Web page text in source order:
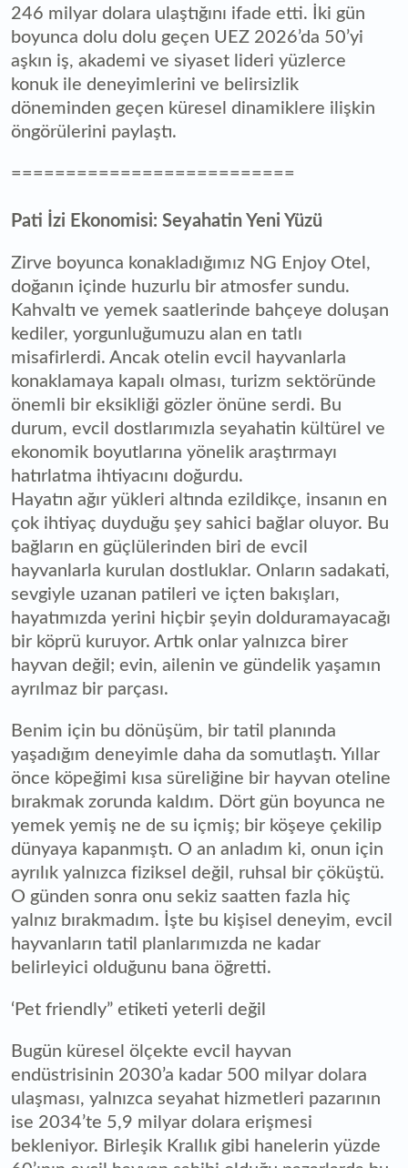
246 milyar dolara ulaştığını ifade etti. İki gün
boyunca dolu dolu geçen UEZ 2026’da 50’yi
aşkın iş, akademi ve siyaset lideri yüzlerce
konuk ile deneyimlerini ve belirsizlik
döneminden geçen küresel dinamiklere ilişkin
öngörülerini paylaştı.
==========================
Pati İzi Ekonomisi: Seyahatin Yeni Yüzü
Zirve boyunca konakladığımız NG Enjoy Otel,
doğanın içinde huzurlu bir atmosfer sundu.
Kahvaltı ve yemek saatlerinde bahçeye doluşan
kediler, yorgunluğumuzu alan en tatlı
misafirlerdi. Ancak otelin evcil hayvanlarla
konaklamaya kapalı olması, turizm sektöründe
önemli bir eksikliği gözler önüne serdi. Bu
durum, evcil dostlarımızla seyahatin kültürel ve
ekonomik boyutlarına yönelik araştırmayı
hatırlatma ihtiyacını doğurdu.
Hayatın ağır yükleri altında ezildikçe, insanın en
çok ihtiyaç duyduğu şey sahici bağlar oluyor. Bu
bağların en güçlülerinden biri de evcil
hayvanlarla kurulan dostluklar. Onların sadakati,
sevgiyle uzanan patileri ve içten bakışları,
hayatımızda yerini hiçbir şeyin dolduramayacağı
bir köprü kuruyor. Artık onlar yalnızca birer
hayvan değil; evin, ailenin ve gündelik yaşamın
ayrılmaz bir parçası.
Benim için bu dönüşüm, bir tatil planında
yaşadığım deneyimle daha da somutlaştı. Yıllar
önce köpeğimi kısa süreliğine bir hayvan oteline
bırakmak zorunda kaldım. Dört gün boyunca ne
yemek yemiş ne de su içmiş; bir köşeye çekilip
dünyaya kapanmıştı. O an anladım ki, onun için
ayrılık yalnızca fiziksel değil, ruhsal bir çöküştü.
O günden sonra onu sekiz saatten fazla hiç
yalnız bırakmadım. İşte bu kişisel deneyim, evcil
hayvanların tatil planlarımızda ne kadar
belirleyici olduğunu bana öğretti.
‘Pet friendly” etiketi yeterli değil
Bugün küresel ölçekte evcil hayvan
endüstrisinin 2030’a kadar 500 milyar dolara
ulaşması, yalnızca seyahat hizmetleri pazarının
ise 2034’te 5,9 milyar dolara erişmesi
bekleniyor. Birleşik Krallık gibi hanelerin yüzde